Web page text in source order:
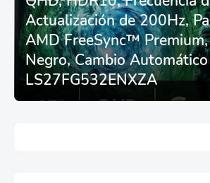
T248/X/T300RS/T150/458/TX
Actualización de 200Hz,
AMD FreeSync™
Negro, Cambio
LS27FG532ENXZA